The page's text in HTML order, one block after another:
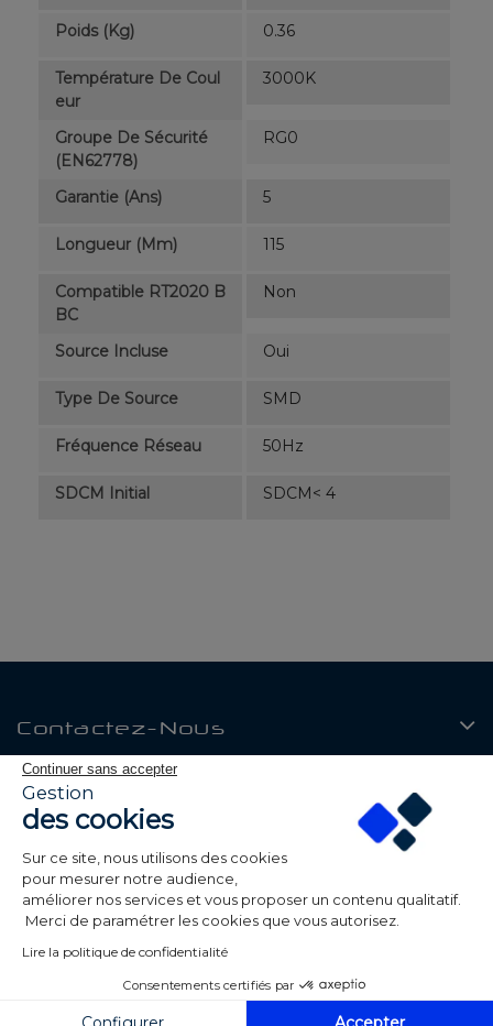
Poids (kg) 0.36
Température De Coul
Eur
3000K
Groupe De Sécurité
(EN62778)
RG0
Garantie (ans) 5
Longueur (mm) 115
Compatible RT2020 B
BC
Non
Source Incluse Oui
Type De Source SMD
Fréquence Réseau 50Hz
SDCM Initial SDCM< 4
Contactez-Nous
Produits
Notre Société
Mon Compte
Continuer sans accepter
Gestion
des cookies
Sur ce site, nous utilisons des cookies
pour mesurer notre audience,
améliorer nos services et vous proposer un contenu qualitatif.
Merci de paramétrer les cookies que vous autorisez.
Lire la politique de confidentialité
Consentements certifiés par